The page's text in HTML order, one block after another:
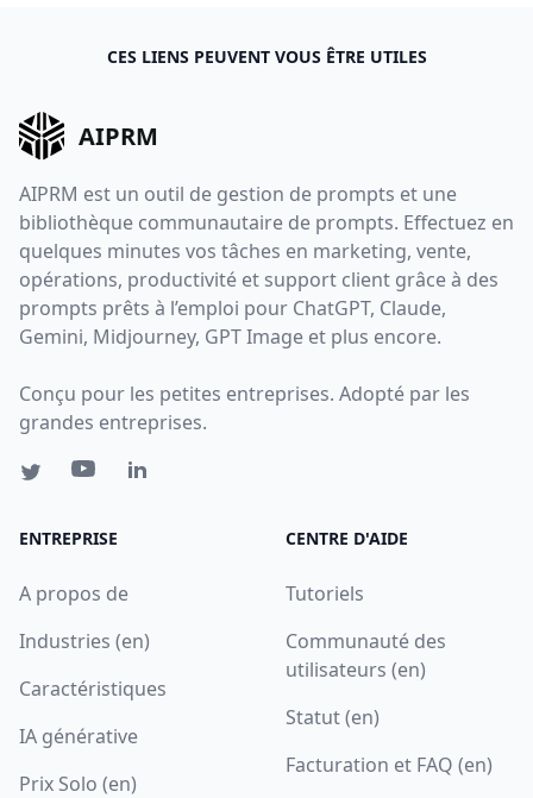
CES LIENS PEUVENT VOUS ÊTRE UTILES
AIPRM
AIPRM est un outil de gestion de prompts et une
bibliothèque communautaire de prompts. Effectuez en
quelques minutes vos tâches en marketing, vente,
opérations, productivité et support client grâce à des
prompts prêts à l’emploi pour ChatGPT, Claude,
Gemini, Midjourney, GPT Image et plus encore.
Conçu pour les petites entreprises. Adopté par les
grandes entreprises.
ENTREPRISE
A propos de
Industries (en)
Caractéristiques
IA générative
Prix Solo (en)
CENTRE D'AIDE
Tutoriels
Communauté des
utilisateurs (en)
Statut (en)
Facturation et FAQ (en)